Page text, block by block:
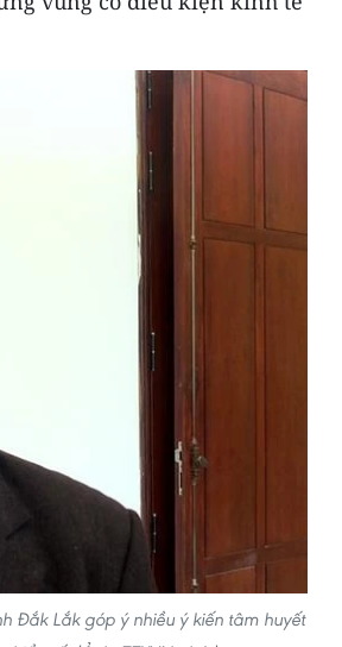
Đắk Lắk góp ý nhiều ý kiến tâm huyết